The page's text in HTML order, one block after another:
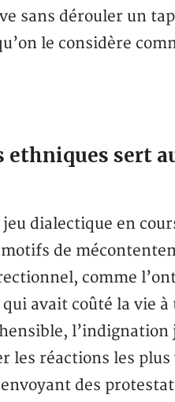
sans dérouler un
le considère
sert
dialectique en
de
comme
avait coûté la vie
les réactions les
des